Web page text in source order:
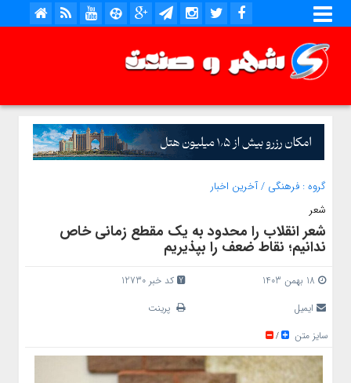
گروه : فرهنگی /آخرین اخبار
شعر
شعر انقلاب را محدود به یک مقطع زمانی خاص
ندانیم؛ نقاط ضعف را بپذیریم
18 بهمن 1403
کد خبر 12730
ایمیل
پرینت
سایز متن
/